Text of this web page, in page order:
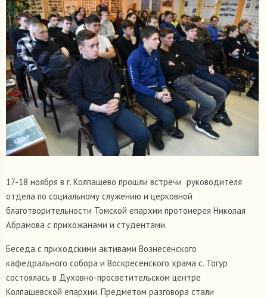
17-18 ноября в г. Колпашево прошли встречи руководителя
отдела по социальному служению и церковной
благотворительности Томской епархии протоиерея Николая
Абрамова с прихожанами и студентами.
Беседа с приходскими активами Вознесенского
кафедрального собора и Воскресенского храма с. Тогур
состоялась в Духовно-просветительском центре
Колпашевской епархии. Предметом разговора стали